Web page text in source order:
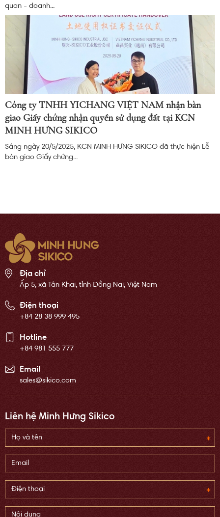
quan - doanh...
Công ty TNHH YICHANG VIỆT NAM nhận bàn
giao Giấy chứng nhận quyền sử dụng đất tại KCN
MINH HƯNG SIKICO
Sáng ngày 20/5/2025, KCN MINH HƯNG SIKICO đã thực hiện Lễ
bàn giao Giấy chứng...
Địa chỉ
Ấp 5, xã Tân Khai, tỉnh Đồng Nai, Việt Nam
Điện thoại
+84 28 38 999 495
Hotline
+84 981 555 777
Email
sales@sikico.com
Liên hệ Minh Hưng Sikico